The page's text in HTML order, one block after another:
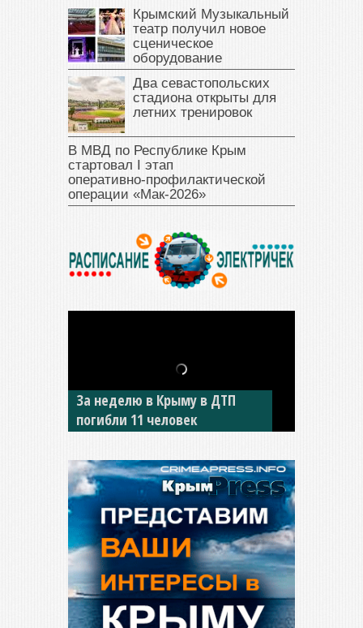
Крымский Музыкальный
театр получил новое
сценическое
оборудование
Два севастопольских
стадиона открыты для
летних тренировок
В МВД по Республике Крым
стартовал I этап
оперативно‑профилактической
операции «Мак‑2026»
За неделю в Крыму в ДТП
погибли 11 человек
В Джанкое водитель ВАЗа
сбил двух детей на «зебре»